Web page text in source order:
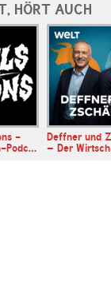
HÖRT AUCH
-
Podc…
Deffner und
– Der